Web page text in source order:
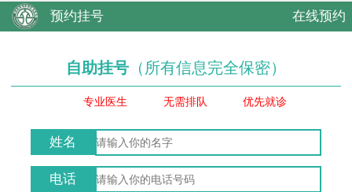
预约挂号 在线预约
自助挂号 （所有信息完全保密）
专业医生 无需排队 优先就诊
姓名
电话